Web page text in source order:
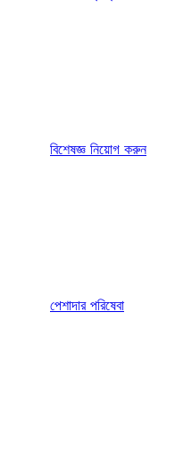
বিশেষজ্ঞ নিয়োগ করুন
পেশাদার পরিষেবা